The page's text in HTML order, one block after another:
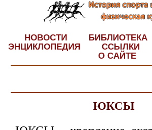
НОВОСТИ БИБЛИОТЕКА
ЭНЦИКЛОПЕДИЯ
ССЫЛКИ
О САЙТЕ
ЮКСЫ